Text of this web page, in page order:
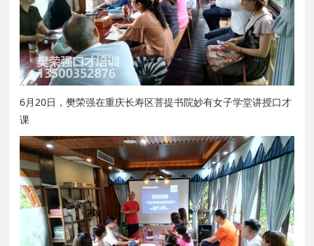
6月20日，樊荣强在重庆长寿区菩提书院妙有女子学堂讲授口才
课